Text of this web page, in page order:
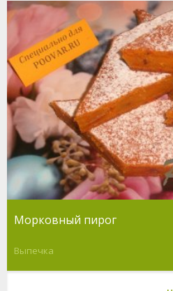
Морковный пирог
Выпечка